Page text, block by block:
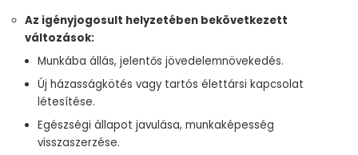
Az igényjogosult helyzetében bekövetkezett
változások:
Munkába állás, jelentős jövedelemnövekedés.
Új házasságkötés vagy tartós élettársi kapcsolat
létesítése.
Egészségi állapot javulása, munkaképesség
visszaszerzése.